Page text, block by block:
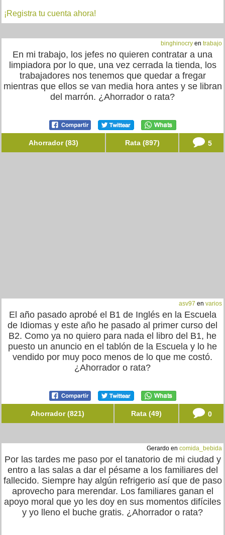
¡Registra tu cuenta ahora!
binghinocry en trabajo
En mi trabajo, los jefes no quieren contratar a una
limpiadora por lo que, una vez cerrada la tienda, los
trabajadores nos tenemos que quedar a fregar
mientras que ellos se van media hora antes y se libran
del marrón. ¿Ahorrador o rata?
Ahorrador (83) Rata (897) 5
asv97 en varios
El año pasado aprobé el B1 de Inglés en la Escuela
de Idiomas y este año he pasado al primer curso del
B2. Como ya no quiero para nada el libro del B1, he
puesto un anuncio en el tablón de la Escuela y lo he
vendido por muy poco menos de lo que me costó.
¿Ahorrador o rata?
Ahorrador (821) Rata (49) 0
Gerardo en comida_bebida
Por las tardes me paso por el tanatorio de mi ciudad y
entro a las salas a dar el pésame a los familiares del
fallecido. Siempre hay algún refrigerio así que de paso
aprovecho para merendar. Los familiares ganan el
apoyo moral que yo les doy en sus momentos difíciles
y yo lleno el buche gratis. ¿Ahorrador o rata?